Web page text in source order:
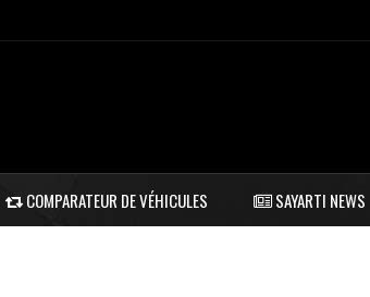
COMPARATEUR DE VÉHICULES SAYARTI NEWS